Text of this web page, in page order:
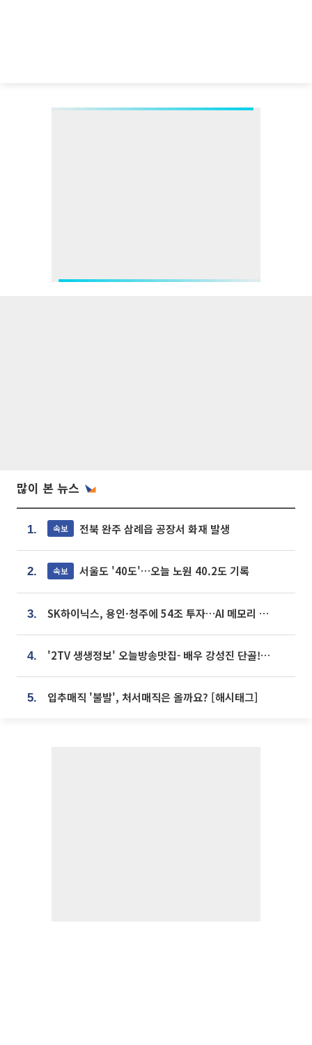
많이 본 뉴스
1. 속보 전북 완주 삼례읍 공장서 화재 발생
2. 속보 서울도 '40도'…오늘 노원 40.2도 기록
3. SK하이닉스, 용인·청주에 54조 투자…AI 메모리 생산기지 키운다
4. '2TV 생생정보' 오늘방송맛집- 배우 강성진 단골! 쌀국수ㆍ푸팟퐁 커리 맛집 '블○○○'
5. 입추매직 '불발', 처서매직은 올까요? [해시태그]